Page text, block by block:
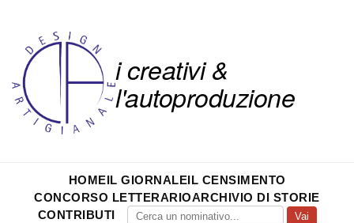
i creativi &
l'autoproduzione
HOMEIL GIORNALEIL CENSIMENTO
CONCORSO LETTERARIOARCHIVIO DI STORIE
CONTRIBUTI
Vai